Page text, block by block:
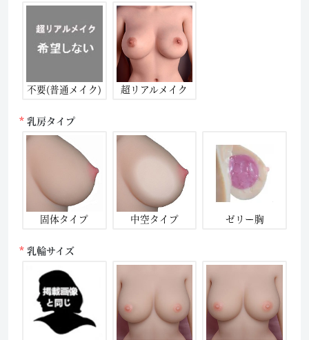
不要(普通メイク) 超リアルメイク
乳房タイプ
固体タイプ 中空タイプ ゼリー胸
乳輪サイズ